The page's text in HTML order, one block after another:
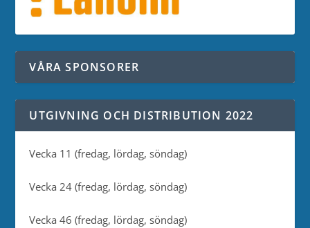
VÅRA SPONSORER
UTGIVNING OCH DISTRIBUTION 2022
Vecka 11 (fredag, lördag, söndag)
Vecka 24 (fredag, lördag, söndag)
Vecka 46 (fredag, lördag, söndag)